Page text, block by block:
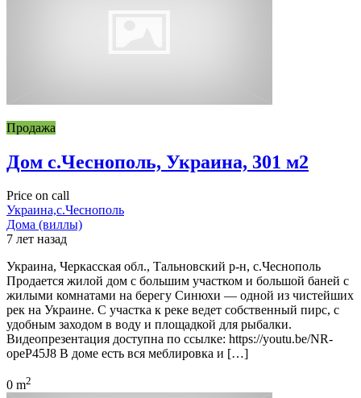
Продажа
Дом с.Чеснополь, Украина, 301 м2
Price on call
Украина,с.Чеснополь
Дома (виллы)
7 лет назад
Украина, Черкасская обл., Тальновский р-н, с.Чеснополь
Продается жилой дом с большим участком и большой баней с
жилыми комнатами на берегу Синюхи — одной из чистейших
рек на Украине. С участка к реке ведет собственный пирс, с
удобным заходом в воду и площадкой для рыбалки.
Видеопрезентация доступна по ссылке: https://youtu.be/NR-
opeP45J8 В доме есть вся меблировка и […]
0 m2